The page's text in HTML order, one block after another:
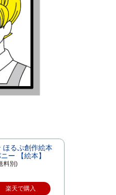
ほるぷ創作絵本
ー 【絵本】
料別)
楽天で購入